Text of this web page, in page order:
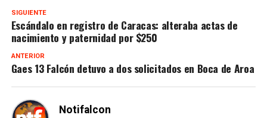
SIGUIENTE
Escándalo en registro de Caracas: alteraba actas de
nacimiento y paternidad por $250
ANTERIOR
Gaes 13 Falcón detuvo a dos solicitados en Boca de Aroa
Notifalcon